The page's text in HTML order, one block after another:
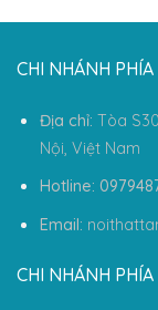
CHI NHÁNH PHÍA
Địa chỉ: Tòa
Nội, Việt Nam
Hotline:
Email:
CHI NHÁNH PHÍA